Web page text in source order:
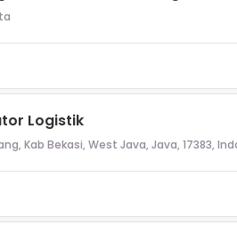
Logistik
Kab Bekasi, West Java, Java, 17383,